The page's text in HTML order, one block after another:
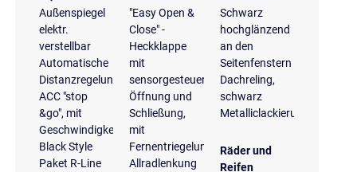
Außenspiegel
elektr.
verstellbar
Automatische
Distanzregelung
ACC "stop
&go", mit
Geschwindigkeitsbegrenzer
Black Style
Paket R-Line
"Easy Open &
Close" -
Heckklappe
mit
sensorgesteuerter
Öffnung und
Schließung,
mit
Fernentriegelung
Allradlenkung
Schwarz
hochglänzend
an den
Seitenfenstern
Dachreling,
schwarz
Metalliclackierung
Räder und
Reifen